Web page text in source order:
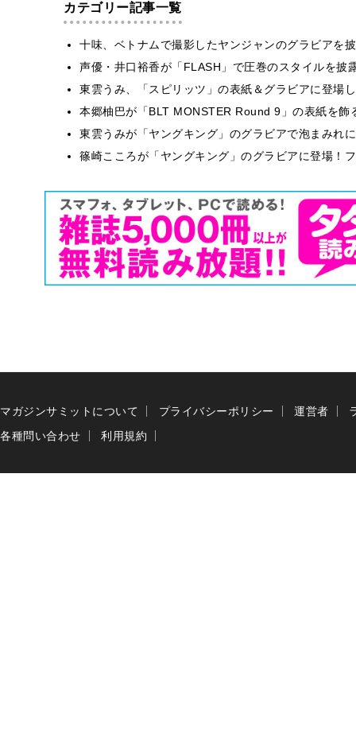
カテゴリー記事一覧
十味、ベトナムで撮影したヤンジャンのグラビアを
声優・井口裕香が「FLASH」で圧巻のスタイルを
東雲うみ、「スピリッツ」の表紙＆グラビアに登場
本郷柚巴が「BLT MONSTER Round 9」の表紙を
東雲うみが「ヤングキング」のグラビアで泡まみれ
篠崎こころが「ヤングキング」のグラビアに登場！
マガジンサミットについて プライバシーポリシー 運営者
各種問い合わせ
利用規約